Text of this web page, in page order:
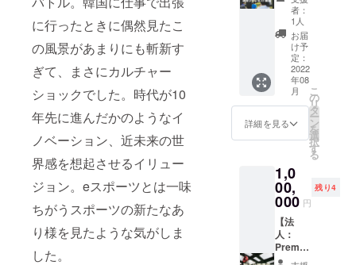
に行ったときに偶然見たこ
の風景があまりにも斬新す
ぎて、まさにカルチャー
ショックでした。時代が10
年先に進んだかのようなイ
ノベーション、近未来の世
界感を想起させるイリュー
ジョン。eスポーツとは一味
ちがうスポーツの新たなあ
り様を見たような気がしま
した。
くらかの参加料
を頂いておりま
すが、それを免
除いたします。
なって
おりま
すが、
2022年
12月末
日まで
とさせ
ていた
だきま
す。
カー教
本DVD
につい
て】 日
本で唯
一のド
ローン
サッ
少ない
場合は
ご希望
に添え
ない場
合があ
りま
す。 ・
実際の
試合で
使われ
る機体
れま
す。
【に志
かわ食
パンに
つい
て】 乃
がみと
企業名
を掲載
いたし
ます。
【ド
ローン
サッ
カー機
体提供
につい
て】 法
人で
参加し
たいと
いう場
合、機
体（本
体
65,000
円）を
に企業
看板掲
示
（900×
900mm
）、ス
タッフT
シャツ
に企業
名掲示
（小サ
イ
（ド
ローン
サッ
カー機
体提
供：応
相談
チーム
ラシに
企業名
掲載、
DECド
ローン
パーク
使用券
または
大会参
加券3回
分、銀
座に志
パン50
本、 ド
ローン
サッ
カー教
本DVD
提供、
コート
者：
1人
お届
け予
定：
2022
年08
月
詳細を見る
こ
の
リ
タ
ー
ン
を
選
択
す
る
1,0
00,
000 円
残り4
【法
人：
Premie
r】 冠大